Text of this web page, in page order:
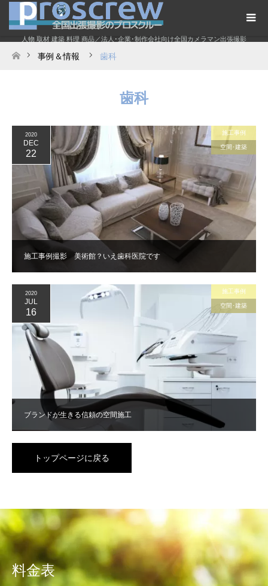
人物 取材 建築 料理 商品／法人･企業･制作会社向け全国カメラマン出張撮影
ホーム
事例＆情報 歯科
歯科
施工事例撮影 美術館？いえ歯科医院です
2020
DEC
22
施工事例
空間･建築
ブランドが生きる信頼の空間施工
2020
JUL
16
施工事例
空間･建築
トップページに戻る
料金表